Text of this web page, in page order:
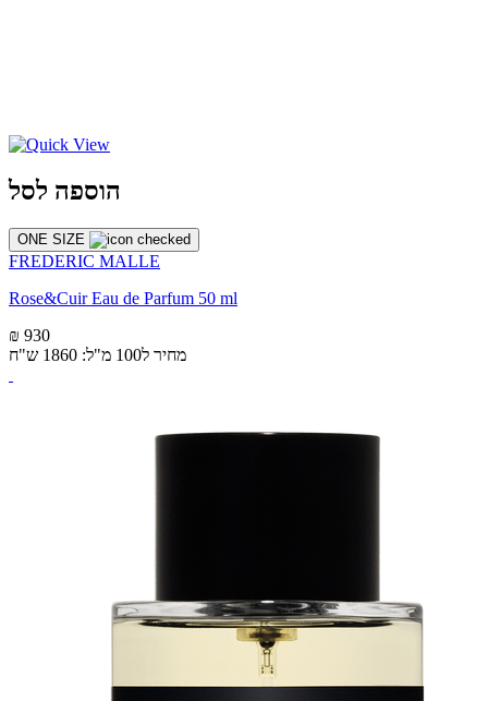
הוספה לסל
ONE SIZE
FREDERIC MALLE
Rose&Cuir Eau de Parfum 50 ml
₪ 930
מחיר ל100 מ"ל: 1860 ש"ח